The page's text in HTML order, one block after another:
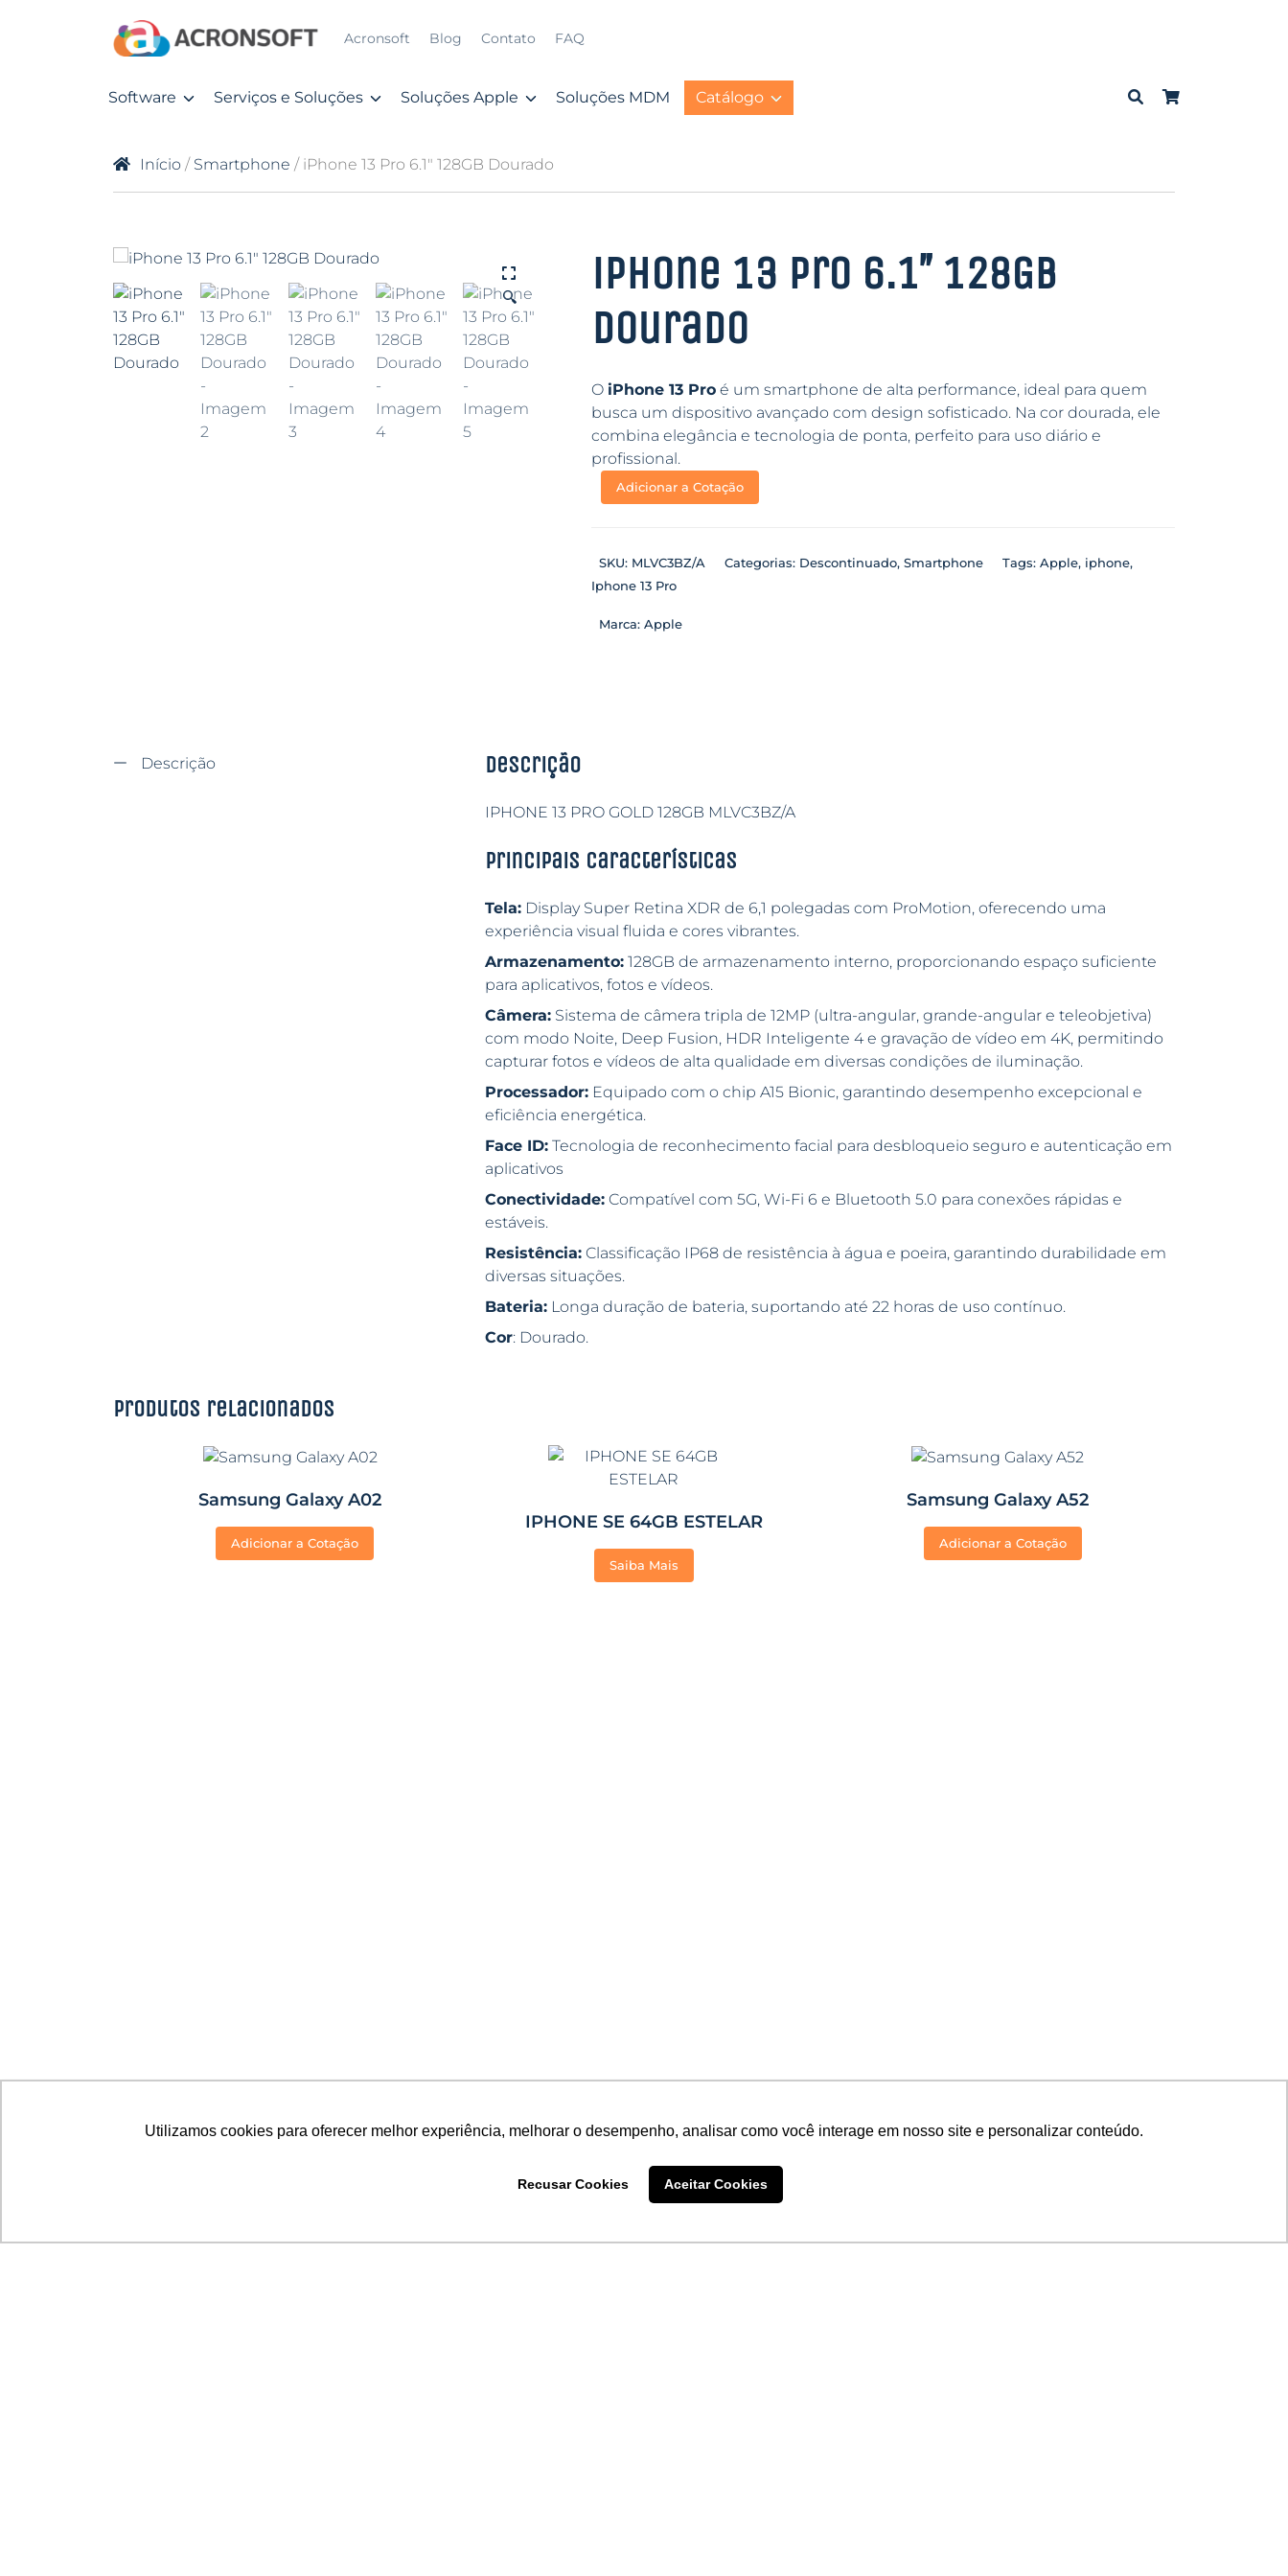
Utilizamos cookies para oferecer melhor experiência, melhorar o desempenho, analisar como você interage em nosso site e personalizar conteúdo.
Recusar Cookies Aceitar Cookies
Acronsoft Blog Contato FAQ
Software Serviços e Soluções Soluções Apple Soluções MDM Catálogo
Início / Smartphone / iPhone 13 Pro 6.1″ 128GB Dourado
🔍
iPhone 13 Pro 6.1″ 128GB
Dourado
O iPhone 13 Proé um smartphone de alta performance, ideal para quem
busca um dispositivo avançado com design sofisticado. Na cor dourada, ele
combina elegância e tecnologia de ponta, perfeito para uso diário e
profissional.
Adicionar a Cotação
SKU: MLVC3BZ/A Categorias: Descontinuado, Smartphone Tags: Apple, iphone,
Iphone 13 Pro
Marca: Apple
Descrição Descrição
IPHONE 13 PRO GOLD 128GB MLVC3BZ/A
Principais características
Tela:Display Super Retina XDR de 6,1 polegadas com ProMotion, oferecendo uma
experiência visual fluida e cores vibrantes.
Armazenamento:128GB de armazenamento interno, proporcionando espaço suficiente
para aplicativos, fotos e vídeos.
Câmera:Sistema de câmera tripla de 12MP (ultra-angular, grande-angular e teleobjetiva)
com modo Noite, Deep Fusion, HDR Inteligente 4 e gravação de vídeo em 4K, permitindo
capturar fotos e vídeos de alta qualidade em diversas condições de iluminação.
Processador:Equipado com o chip A15 Bionic, garantindo desempenho excepcional e
eficiência energética.
Face ID:Tecnologia de reconhecimento facial para desbloqueio seguro e autenticação em
aplicativos
Conectividade:Compatível com 5G, Wi-Fi 6 e Bluetooth 5.0 para conexões rápidas e
estáveis.
Resistência:Classificação IP68 de resistência à água e poeira, garantindo durabilidade em
diversas situações.
Bateria:Longa duração de bateria, suportando até 22 horas de uso contínuo.
Cor: Dourado.
Produtos relacionados
Samsung Galaxy A02
Adicionar a Cotação
IPHONE SE 64GB ESTELAR
Saiba Mais
Samsung Galaxy A52
Adicionar a Cotação